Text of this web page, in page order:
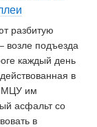
разбитую
возле подъезда
каждый день
в
МЦУ им
асфальт со
в